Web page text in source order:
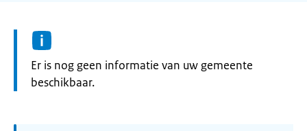
Informatie:
Er is nog geen informatie van uw gemeente
beschikbaar.